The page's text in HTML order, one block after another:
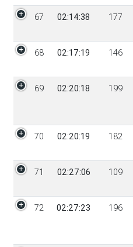
67 02:14:38 177
68 02:17:19 146
69 02:20:18 199
70 02:20:19 182
71 02:27:06 109
72 02:27:23 196